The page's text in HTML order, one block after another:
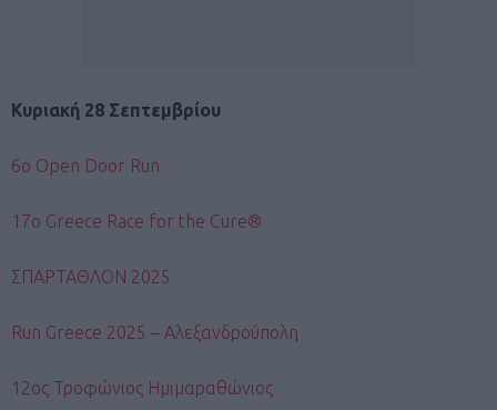
Κυριακή 28 Σεπτεμβρίου
6ο Open Door Run
17ο Greece Race for the Cure®
ΣΠΑΡΤΑΘΛΟΝ 2025
Run Greece 2025 – Αλεξανδρούπολη
12ος Τροφώνιος Ημιμαραθώνιος